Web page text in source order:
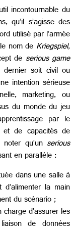
incontournable du
qu’il s’agisse des
utilisé par l’armée
nom de Kriegspiel,
de serious game
soit civil ou
intention sérieuse
marketing, ou
du monde du jeu
par le
et de capacités de
qu’un serious
en parallèle :
dans une salle à
la main
du scénario ;
d’assurer les
de données